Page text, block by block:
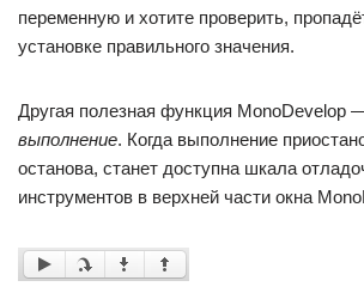
переменную и хотите проверить,
установке правильного значения.
Другая полезная функция MonoDevelop
выполнение. Когда выполнение
останова, станет доступна шкала
инструментов в верхней части окна